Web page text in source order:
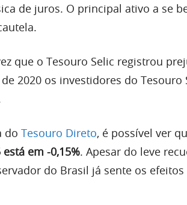
de juros. O principal ativo a se
que o Tesouro Selic registrou
2020 os investidores do
do Tesouro Direto, é possível ver
está em -0,15%. Apesar do leve
do Brasil já sente os